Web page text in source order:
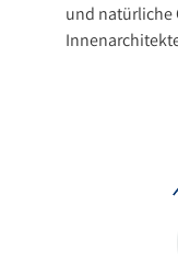
und natürliche